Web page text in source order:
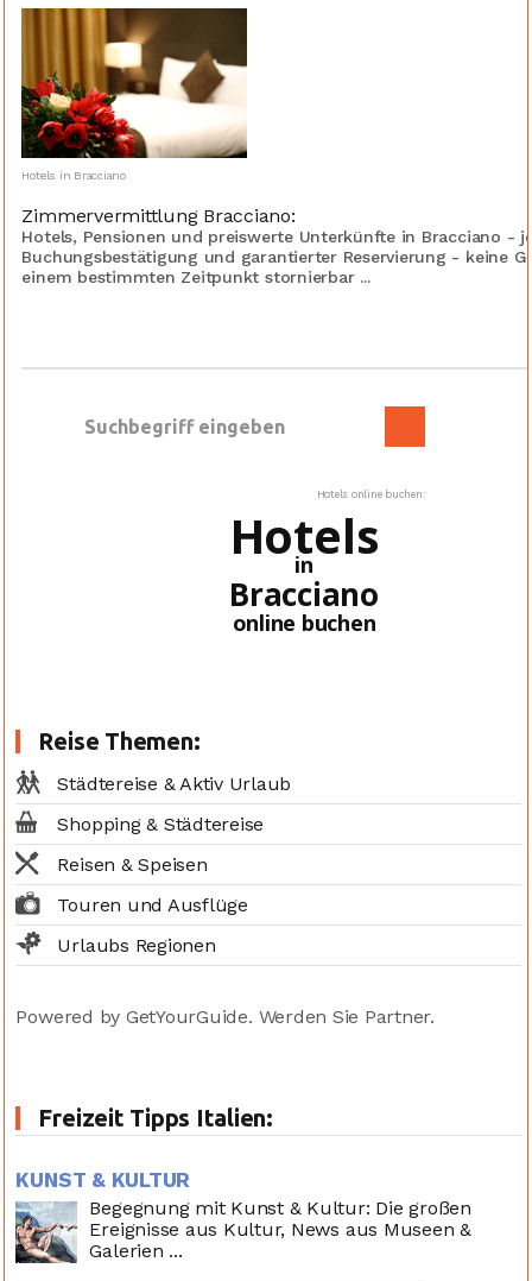
Hotels in Bracciano
Zimmervermittlung Bracciano:
Hotels, Pensionen und preiswerte Unterkünfte in Bracciano
Buchungsbestätigung und garantierter Reservierung - keine
einem bestimmten Zeitpunkt stornierbar ...
Hotels online buchen:
Hotels
in
Bracciano
online buchen
Reise Themen:
Städtereise & Aktiv Urlaub
Shopping & Städtereise
Reisen & Speisen
Touren und Ausflüge
Urlaubs Regionen
Powered by GetYourGuide. Werden Sie Partner.
Freizeit Tipps Italien:
KUNST & KULTUR
Begegnung mit Kunst & Kultur: Die großen
Ereignisse aus Kultur, News aus Museen &
Galerien ...